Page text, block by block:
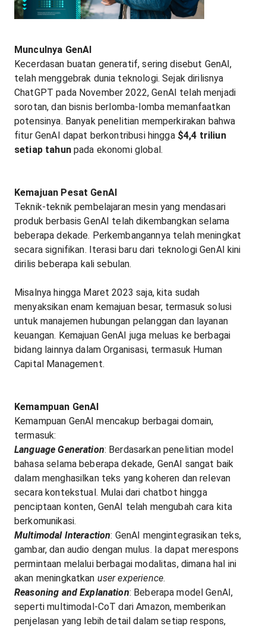
Munculnya GenAI
Kecerdasan buatan generatif, sering disebut GenAI,
telah menggebrak dunia teknologi. Sejak dirilisnya
ChatGPT pada November 2022, GenAI telah menjadi
sorotan, dan bisnis berlomba-lomba memanfaatkan
potensinya. Banyak penelitian memperkirakan bahwa
fitur GenAI dapat berkontribusi hingga $4,4 triliun
setiap tahunpada ekonomi global.
Kemajuan Pesat GenAI
Teknik-teknik pembelajaran mesin yang mendasari
produk berbasis GenAI telah dikembangkan selama
beberapa dekade. Perkembangannya telah meningkat
secara signifikan. Iterasi baru dari teknologi GenAI kini
dirilis beberapa kali sebulan.
Misalnya hingga Maret 2023 saja, kita sudah
menyaksikan enam kemajuan besar, termasuk solusi
untuk manajemen hubungan pelanggan dan layanan
keuangan. Kemajuan GenAI juga meluas ke berbagai
bidang lainnya dalam Organisasi, termasuk Human
Capital Management.
Kemampuan GenAI
Kemampuan GenAI mencakup berbagai domain,
termasuk:
Language Generation: Berdasarkan penelitian model
bahasa selama beberapa dekade, GenAI sangat baik
dalam menghasilkan teks yang koheren dan relevan
secara kontekstual. Mulai dari chatbot hingga
penciptaan konten, GenAI telah mengubah cara kita
berkomunikasi.
Multimodal Interaction: GenAI mengintegrasikan teks,
gambar, dan audio dengan mulus. Ia dapat merespons
permintaan melalui berbagai modalitas, dimana hal ini
akan meningkatkan user experience.
Reasoning and Explanation: Beberapa model GenAI,
seperti multimodal-CoT dari Amazon, memberikan
penjelasan yang lebih detail dalam setiap respons,